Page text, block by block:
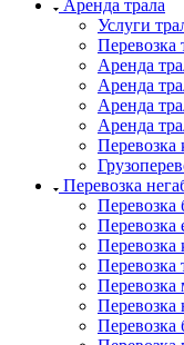
Аренда трала
Услуги
Перевозка
Аренда
Аренда
Аренда
Аренда
Перевозка
Перевозка
Перевозка
Перевозка
Перевозка
Перевозка
Перевозка
Перевозка
Перевозка